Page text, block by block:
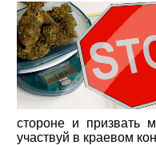
стороне и призвать
участвуй в краевом